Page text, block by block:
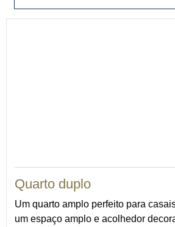
Quarto duplo
Um quarto amplo perfeito para
um espaço amplo e acolhedor